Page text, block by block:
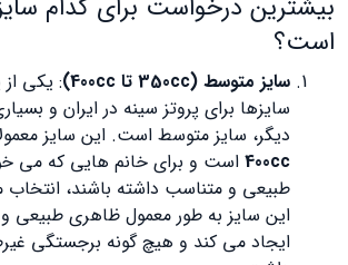
بیشترین درخواست برای کدام
است؟
سایز متوسط (350cc تا 400cc)
: یکی از
سایزها برای پروتز سینه در ایران و
دیگر، سایز متوسط است. این سایز
400cc است و برای خانم هایی که می
طبیعی و متناسب داشته باشند،
این سایز به طور معمول ظاهری طبیعی
ایجاد می کند و هیچ گونه برجستگی